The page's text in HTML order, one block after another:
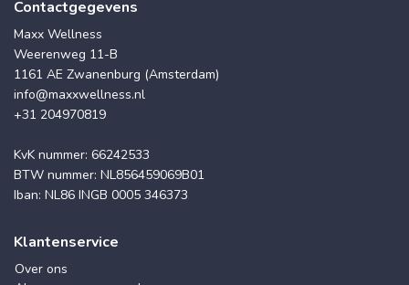
Contactgegevens
Maxx Wellness
Weerenweg 11-B
1161 AE Zwanenburg (Amsterdam)
info@maxxwellness.nl
+31 204970819
KvK nummer: 66242533
BTW nummer: NL856459069B01
Iban: NL86 INGB 0005 346373
Klantenservice
Over ons